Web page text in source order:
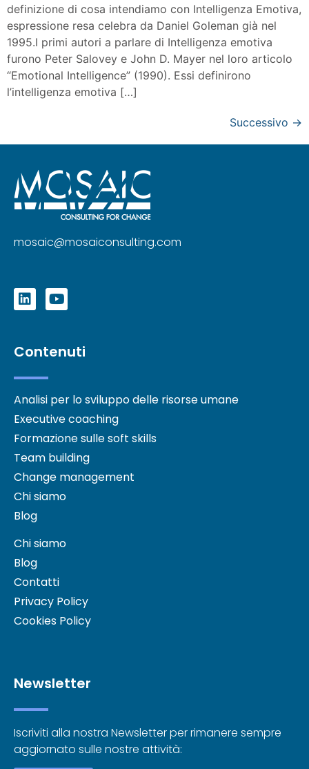
definizione di cosa intendiamo con Intelligenza Emotiva,
espressione resa celebra da Daniel Goleman già nel
1995.I primi autori a parlare di Intelligenza emotiva
furono Peter Salovey e John D. Mayer nel loro articolo
“Emotional Intelligence” (1990). Essi definirono
l’intelligenza emotiva […]
Successivo →
mosaic@mosaiconsulting.com
Contenuti
Analisi per lo sviluppo delle risorse umane
Executive coaching
Formazione sulle soft skills
Team building
Change management
Chi siamo
Blog
Chi siamo
Blog
Contatti
Privacy Policy
Cookies Policy
Newsletter
Iscriviti alla nostra Newsletter per rimanere sempre
aggiornato sulle nostre attività: